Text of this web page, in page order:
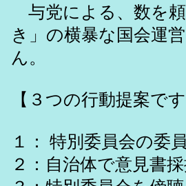
与党による、数を
き」の横暴な国会運
ん。
【３つの行動提案です
１： 特別委員会の委
２：自治体で意見書